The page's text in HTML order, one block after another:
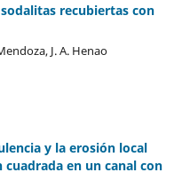
recubiertas con
J. A. Henao
y la erosión local
en un canal con